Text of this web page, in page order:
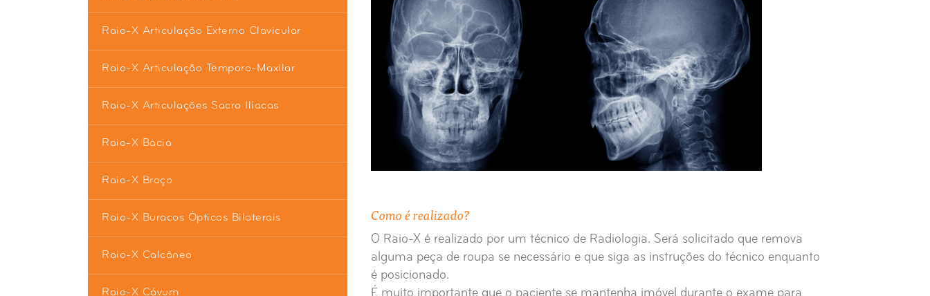
Raio-X Articulação Externo Clavicular
Raio-X Articulação Temporo-Maxilar
Raio-X Articulações Sacro Ilíacas
Raio-X Bacia
Raio-X Braço
Raio-X Buracos Ópticos Bilaterais
Raio-X Calcâneo
Raio-X Cávum
Como é realizado?
O Raio-X é realizado por um técnico de Radiologia. Será solicitado que remova
alguma peça de roupa se necessário e que siga as instruções do técnico enquanto
é posicionado.
É muito importante que o paciente se mantenha imóvel durante o exame para